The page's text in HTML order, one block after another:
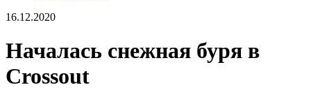
16.12.2020
Началась снежная буря в
Crossout